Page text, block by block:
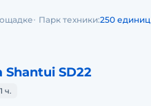
Парк техники:250 единиц
SD22
ч.